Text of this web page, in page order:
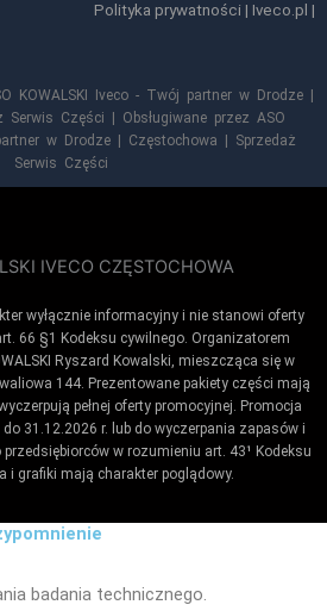
Polityka prywatności | Iveco.pl |
KOWALSKI Iveco - Twój partner w Drodze |
Serwis Części | Obsługiwane przez ASO
w Drodze | Częstochowa | Sprzedaż
Serwis Części
wyłącznie informacyjny i nie stanowi oferty
66 §1 Kodeksu cywilnego. Organizatorem
Ryszard Kowalski, mieszcząca się w
144. Prezentowane pakiety części mają
pełnej oferty promocyjnej. Promocja
31.12.2026 r. lub do wyczerpania zapasów i
w rozumieniu art. 43¹ Kodeksu
i grafiki mają charakter poglądowy.
badania technicznego.